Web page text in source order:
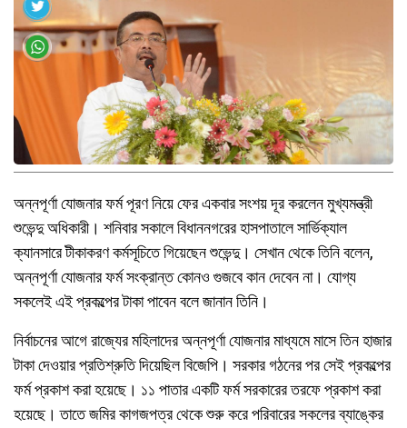
অন্নপূর্ণা যোজনার ফর্ম পূরণ নিয়ে ফের একবার সংশয় দূর করলেন মুখ্যমন্ত্রী
শুভেন্দু অধিকারী। শনিবার সকালে বিধাননগরের হাসপাতালে সার্ভিক্যাল
ক্যানসারে টীকাকরণ কর্মসূচিতে গিয়েছেন শুভেন্দু। সেখান থেকে তিনি বলেন,
অন্নপূর্ণা যোজনার ফর্ম সংক্রান্ত কোনও গুজবে কান দেবেন না। যোগ্য
সকলেই এই প্রকল্পের টাকা পাবেন বলে জানান তিনি।
নির্বাচনের আগে রাজ্যের মহিলাদের অন্নপূর্ণা যোজনার মাধ্যমে মাসে তিন হাজার
টাকা দেওয়ার প্রতিশ্রুতি দিয়েছিল বিজেপি। সরকার গঠনের পর সেই প্রকল্পের
ফর্ম প্রকাশ করা হয়েছে। ১১ পাতার একটি ফর্ম সরকারের তরফে প্রকাশ করা
হয়েছে। তাতে জমির কাগজপত্র থেকে শুরু করে পরিবারের সকলের ব্যাঙ্কের